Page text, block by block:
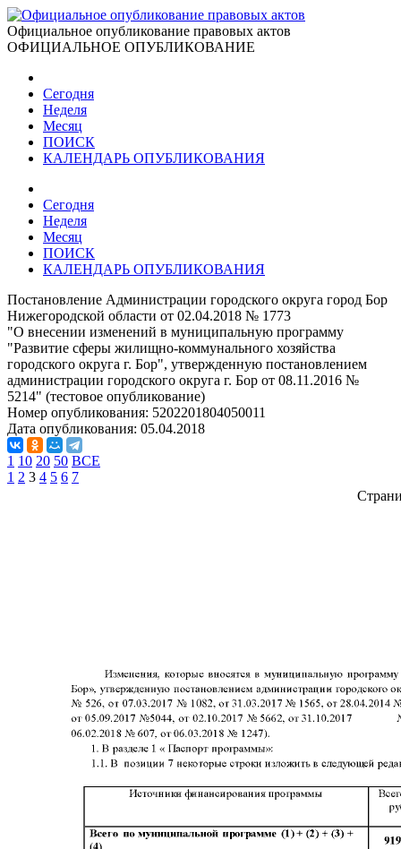
Официальное опубликование правовых актов
ОФИЦИАЛЬНОЕ ОПУБЛИКОВАНИЕ
Сегодня
Неделя
Месяц
ПОИСК
КАЛЕНДАРЬ ОПУБЛИКОВАНИЯ
Сегодня
Неделя
Месяц
ПОИСК
КАЛЕНДАРЬ ОПУБЛИКОВАНИЯ
Постановление Администрации городского округа город Бор
Нижегородской области от 02.04.2018 № 1773
"О внесении изменений в муниципальную программу
"Развитие сферы жилищно-коммунального хозяйства
городского округа г. Бор", утвержденную постановлением
администрации городского округа г. Бор от 08.11.2016 №
5214" (тестовое опубликование)
Номер опубликования: 5202201804050011
Дата опубликования: 05.04.2018
1 10 20 50 ВСЕ
1 2 3 4 5 6 7